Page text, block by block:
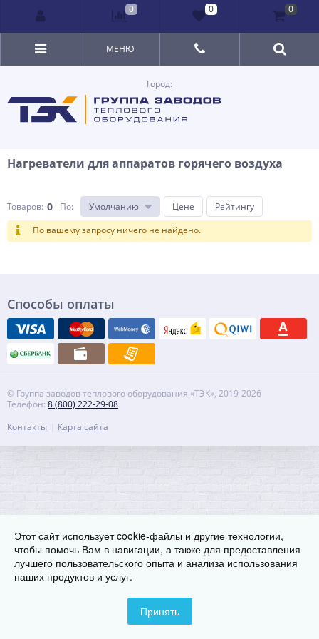
Город:
МЕНЮ
Нагреватели для аппаратов горячего воздуха
Товаров: 0 По: Умолчанию Цене
Рейтингу
По вашему запросу ничего не найдено.
Способы оплаты
© Группа заводов теплового оборудования «ТЭК», 2019-2026
Телефон: 8 (800) 222-29-08
Контакты
Карта сайта
0 0 0
Этот сайт использует cookie-файлы и другие технологии,
чтобы помочь Вам в навигации, а также для предоставления
лучшего пользовательского опыта и анализа использования
наших продуктов и услуг.
Принять